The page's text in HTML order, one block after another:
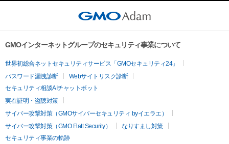
GMOインターネットグループのセキュリティ事業について
世界初総合ネットセキュリティサービス「GMOセキュリティ24」
パスワード漏洩診断
Webサイトリスク診断
セキュリティ相談AIチャットボット
実在証明・盗聴対策
サイバー攻撃対策（GMOサイバーセキュリティ byイエラエ）
サイバー攻撃対策（GMO Flatt Security）
なりすまし対策
セキュリティ事業の軌跡